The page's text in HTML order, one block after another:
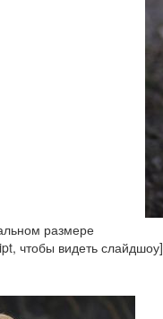
чтобы видеть слайдшоу]